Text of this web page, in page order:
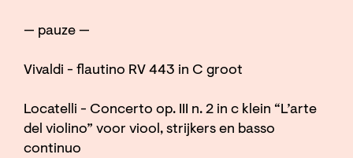
— pauze —
Vivaldi - flautino RV 443 in C groot
Locatelli - Concerto op. III n. 2 in c klein “L’arte
del violino” voor viool, strijkers en basso
continuo